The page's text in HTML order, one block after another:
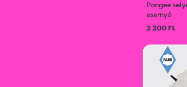
Pongee
esernyő
2 200 Ft